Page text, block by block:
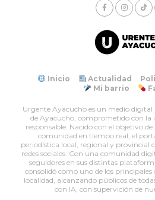
Inicio Actualidad
Mi barrio
Urgente Ayacucho es un medio digital
de Ayacucho, comprometido con la
responsable. Nacido con el objetivo
comunidad en tiempo real, el
periodística local, regional y provincial
redes sociales. Con una comunidad
seguidores en sus distintas
consolidó como uno de los
localidad, alcanzando públicos de
con IA, con supervición de